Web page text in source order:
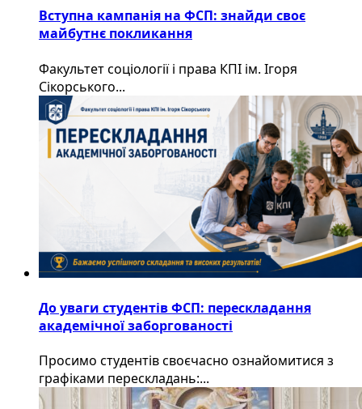
Вступна кампанія на ФСП: знайди своє
майбутнє покликання
Факультет соціології і права КПІ ім. Ігоря
Сікорського...
До уваги студентів ФСП: перескладання
академічної заборгованості
Просимо студентів своєчасно ознайомитися з
графіками перескладань:...